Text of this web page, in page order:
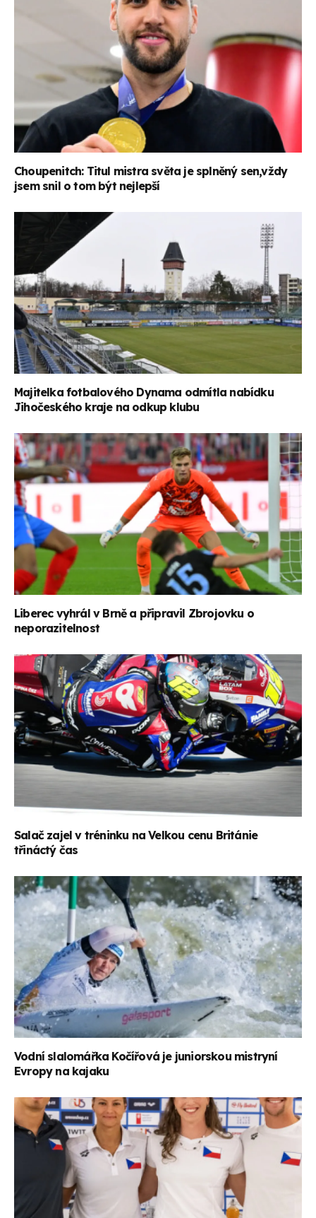
Choupenitch: Titul mistra světa je splněný sen,vždy
jsem snil o tom být nejlepší
Majitelka fotbalového Dynama odmítla nabídku
Jihočeského kraje na odkup klubu
Liberec vyhrál v Brně a připravil Zbrojovku o
neporazitelnost
Salač zajel v tréninku na Velkou cenu Británie
třináctý čas
Vodní slalomářka Kočířová je juniorskou mistryní
Evropy na kajaku